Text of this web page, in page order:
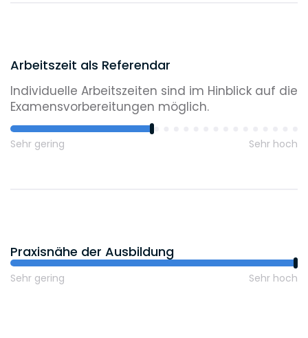
Arbeitszeit als Referendar
Individuelle Arbeitszeiten sind im Hinblick auf die
Examensvorbereitungen möglich.
Sehr gering Sehr hoch
Praxisnähe der Ausbildung
Sehr gering Sehr hoch